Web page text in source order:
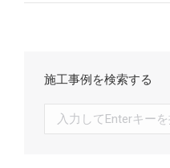
施工事例を検索する